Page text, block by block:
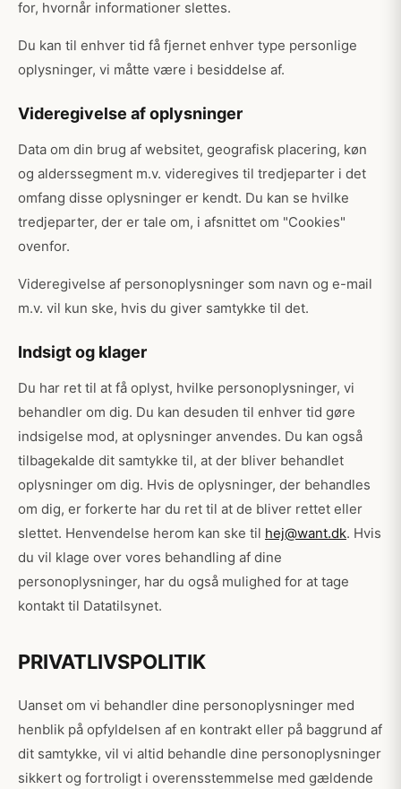
for, hvornår informationer slettes.
Du kan til enhver tid få fjernet enhver type personlige
oplysninger, vi måtte være i besiddelse af.
Videregivelse af oplysninger
Data om din brug af websitet, geografisk placering, køn
og alderssegment m.v. videregives til tredjeparter i det
omfang disse oplysninger er kendt. Du kan se hvilke
tredjeparter, der er tale om, i afsnittet om "Cookies"
ovenfor.
Videregivelse af personoplysninger som navn og e-mail
m.v. vil kun ske, hvis du giver samtykke til det.
Indsigt og klager
Du har ret til at få oplyst, hvilke personoplysninger, vi
behandler om dig. Du kan desuden til enhver tid gøre
indsigelse mod, at oplysninger anvendes. Du kan også
tilbagekalde dit samtykke til, at der bliver behandlet
oplysninger om dig. Hvis de oplysninger, der behandles
om dig, er forkerte har du ret til at de bliver rettet eller
slettet. Henvendelse herom kan ske til hej@want.dk. Hvis
du vil klage over vores behandling af dine
personoplysninger, har du også mulighed for at tage
kontakt til Datatilsynet.
PRIVATLIVSPOLITIK
Uanset om vi behandler dine personoplysninger med
henblik på opfyldelsen af en kontrakt eller på baggrund af
dit samtykke, vil vi altid behandle dine personoplysninger
sikkert og fortroligt i overensstemmelse med gældende